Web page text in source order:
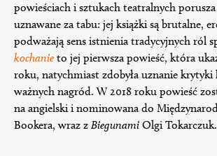
powieściach i sztukach teatralnych
uznawane za tabu: jej książki są brutalne,
podważają sens istnienia tradycyjnych ról
kochanie to jej pierwsza powieść, która
roku, natychmiast zdobyła uznanie
ważnych nagród. W 2018 roku powieść
na angielski i nominowana do
Bookera, wraz z Biegunami Olgi Tokarczuk.